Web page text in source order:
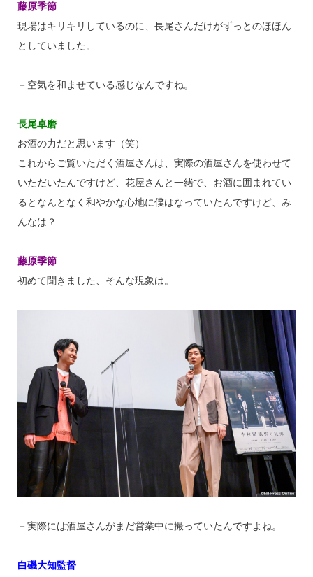
藤原季節
現場はキリキリしているのに、長尾さんだけがずっとのほほん
としていました。
－空気を和ませている感じなんですね。
長尾卓磨
お酒の力だと思います（笑）
これからご覧いただく酒屋さんは、実際の酒屋さんを使わせて
いただいたんですけど、花屋さんと一緒で、お酒に囲まれてい
るとなんとなく和やかな心地に僕はなっていたんですけど、み
んなは？
藤原季節
初めて聞きました、そんな現象は。
－実際には酒屋さんがまだ営業中に撮っていたんですよね。
白磯大知監督